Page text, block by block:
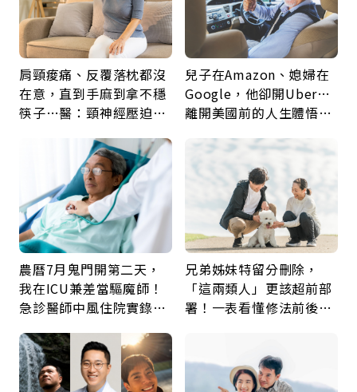
肩頸痠痛、反覆落枕都沒
在意，直到手麻到拿不穩
筷子…醫：頸神經壓迫上
兒子在Amazon、媳婦在
Google，他卻開Uber…
離開美國前的人生體悟：
農曆7月鬼門開第二天，
我在ICU兼差當驅魔師！
急診醫師中風住院實錄：
兄弟姊妹特留分刪除，
「這兩類人」更該超前部
署！一表看懂修法前後差